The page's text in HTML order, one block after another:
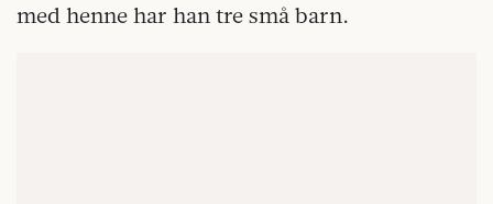
med henne har han tre små barn.